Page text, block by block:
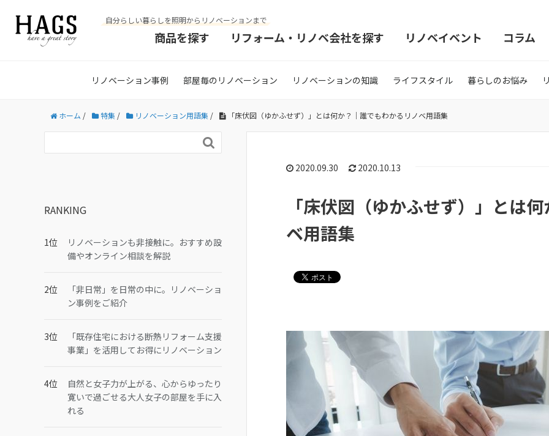
自分らしい暮らしを照明からリノベーションまで
商品を探す リフォーム・リノベ会社を探す リノベイベント コラム
リノベーション事例 部屋毎のリノベーション リノベーションの知識 ライフスタイル 暮らしのお悩み
ホーム / 特集 / リノベーション用語集 / 「床伏図（ゆかふせず）」とは何か？｜誰でもわかるリノベ用語集
2020.09.30 2020.10.13
「床伏図（ゆかふせず）」とは
ベ用語集

RANKING
リノベーションも非接触に。おすすめ設
備やオンライン相談を解説
「非日常」を日常の中に。リノベーショ
ン事例をご紹介
「既存住宅における断熱リフォーム支援
事業」を活用してお得にリノベーション
自然と女子力が上がる、心からゆったり
寛いで過ごせる大人女子の部屋を手に入
れる